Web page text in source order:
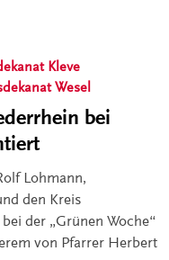
Kleve
Wesel
bei
Lohmann,
den Kreis
der „Grünen Woche“
von Pfarrer Herbert